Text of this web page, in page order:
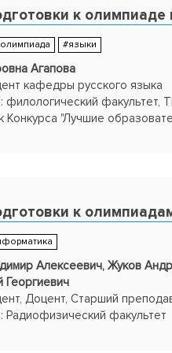
к олимпиаде
#языки
Агапова
кафедры русского языка
факультет,
Конкурса "Лучшие
к
Алексеевич, Жуков
Георгиевич
Доцент, Старший
факультет